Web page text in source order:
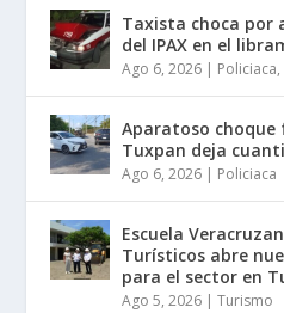
Taxista choca por
del IPAX en el
Ago 6, 2026 | Policiaca,
Aparatoso
Tuxpan deja
Ago 6, 2026 | Policiaca
Escuela
Turísticos abre
para el sector en
Ago 5, 2026 |Turismo